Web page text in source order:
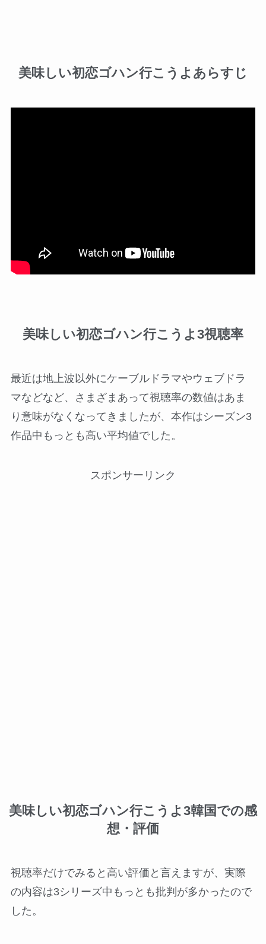
美味しい初恋ゴハン行こうよあらすじ
美味しい初恋ゴハン行こうよ3視聴率
最近は地上波以外にケーブルドラマやウェブドラ
マなどなど、さまざまあって視聴率の数値はあま
り意味がなくなってきましたが、本作はシーズン3
作品中もっとも高い平均値でした。
スポンサーリンク
美味しい初恋ゴハン行こうよ3韓国での感
想・評価
視聴率だけでみると高い評価と言えますが、実際
の内容は3シリーズ中もっとも批判が多かったので
した。